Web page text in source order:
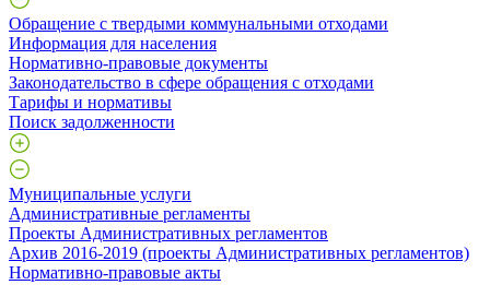
Обращение с твердыми коммунальными отходами
Информация для населения
Нормативно-правовые документы
Законодательство в сфере обращения с отходами
Тарифы и нормативы
Поиск задолженности
Муниципальные услуги
Административные регламенты
Проекты Административных регламентов
Архив 2016-2019 (проекты Административных регламентов)
Нормативно-правовые акты